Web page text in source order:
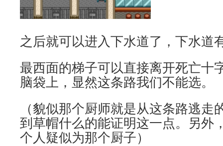
之后就可以进入下水道了，下水道
最西面的梯子可以直接离开死亡十
脑袋上，显然这条路我们不能选。
（貌似那个厨师就是从这条路逃走
到草帽什么的能证明这一点。另外
个人疑似为那个厨子）